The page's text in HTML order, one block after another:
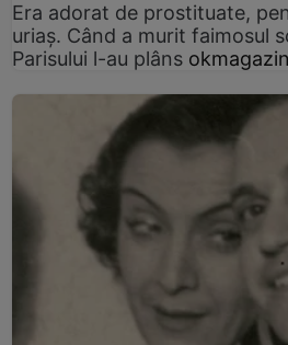
Era adorat de prostituate,
uriaș. Când a murit faimosul
Parisului l-au plâns